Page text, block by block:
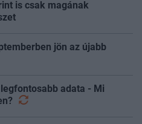
is csak magának
jön az újabb
adata - Mi